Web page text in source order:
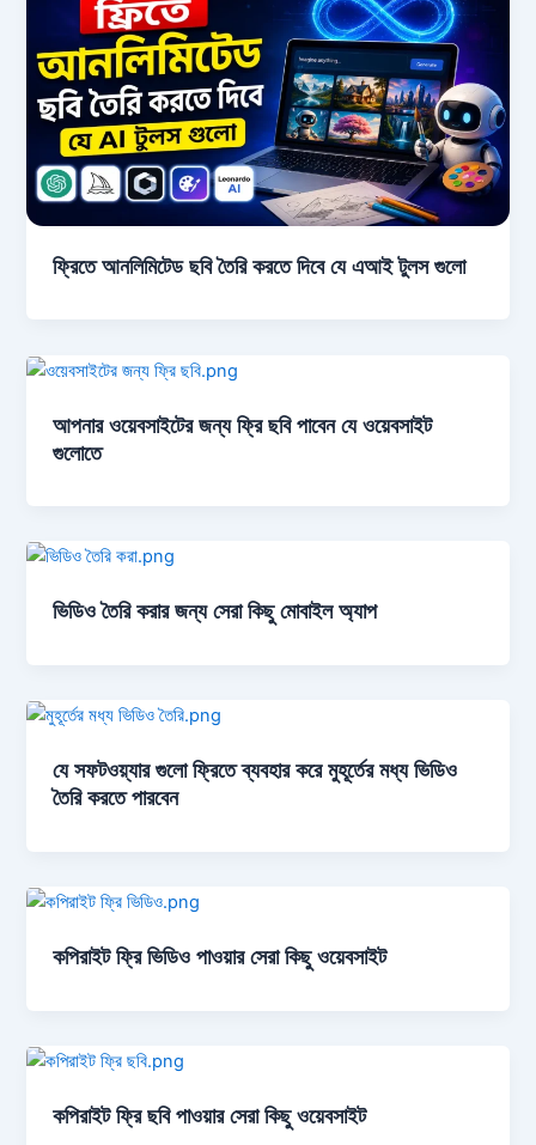
ফ্রিতে আনলিমিটেড ছবি তৈরি করতে দিবে যে এআই টুলস গুলো
আপনার ওয়েবসাইটের জন্য ফ্রি ছবি পাবেন যে ওয়েবসাইট
গুলোতে
ভিডিও তৈরি করার জন্য সেরা কিছু মোবাইল অ্যাপ
যে সফটওয়্যার গুলো ফ্রিতে ব্যবহার করে মুহূর্তের মধ্য ভিডিও
তৈরি করতে পারবেন
কপিরাইট ফ্রি ভিডিও পাওয়ার সেরা কিছু ওয়েবসাইট
কপিরাইট ফ্রি ছবি পাওয়ার সেরা কিছু ওয়েবসাইট